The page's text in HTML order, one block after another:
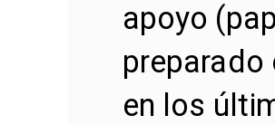
apoyo
preparado
en los